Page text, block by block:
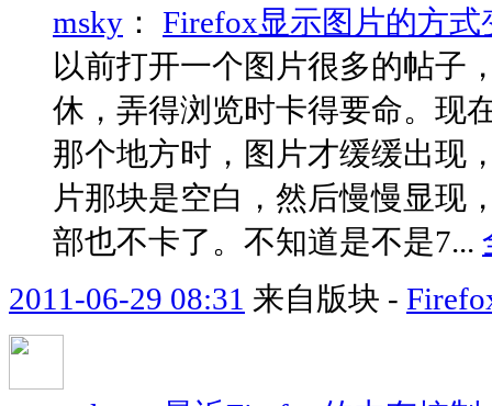
msky ： Firefox显示图片的方式
以前打开一个图片很多的帖子
休，弄得浏览时卡得要命。现
那个地方时，图片才缓缓出
片那块是空白，然后慢慢显现
部也不卡了。不知道是不是7...
2011-06-29 08:31 来自版块 -